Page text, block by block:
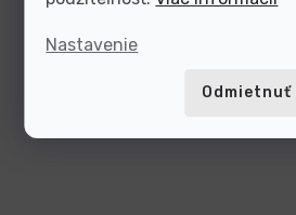
Nastavenie
Odmietnuť